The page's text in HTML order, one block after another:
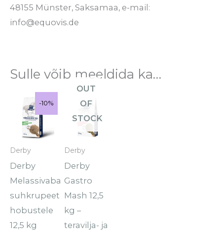
48155 Münster, Saksamaa, e-mail:
info@equovis.de
Sulle võib meeldida ka…
Sale!
-10%
-10%
Derby
Derby
Melassivaba
suhkrupeet
hobustele
12,5 kg
Algne
hind
oli:
€26.95.
Praegune
on:
€24.25.
OUT
OF
STOCK
Derby
Derby
Gastro
Mash 12,5
kg –
teravilja- ja